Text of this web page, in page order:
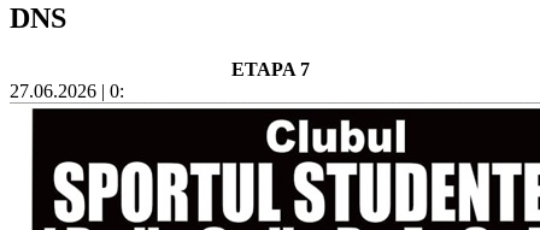
DNS
ETAPA 7
27.06.2026 | 0: